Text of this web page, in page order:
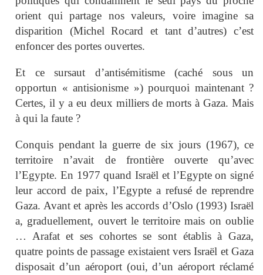
orient qui partage nos valeurs, voire imagine sa
disparition (Michel Rocard et tant d’autres) c’est
enfoncer des portes ouvertes.
Et ce sursaut d’antisémitisme (caché sous un
opportun « antisionisme ») pourquoi maintenant ?
Certes, il y a eu deux milliers de morts à Gaza. Mais
à qui la faute ?
Conquis pendant la guerre de six jours (1967), ce
territoire n’avait de frontière ouverte qu’avec
l’Egypte. En 1977 quand Israël et l’Egypte on signé
leur accord de paix, l’Egypte a refusé de reprendre
Gaza. Avant et après les accords d’Oslo (1993) Israël
a, graduellement, ouvert le territoire mais on oublie
… Arafat et ses cohortes se sont établis à Gaza,
quatre points de passage existaient vers Israël et Gaza
disposait d’un aéroport (oui, d’un aéroport réclamé